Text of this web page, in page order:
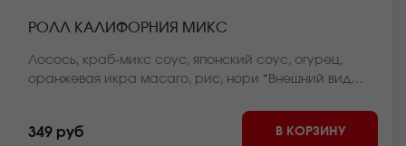
РОЛЛ КАЛИФОРНИЯ МИКС
Лосось, краб-микс соус, японский соус, огурец,
оранжевая икра масаго, рис, нори *Внешний вид
349 руб В КОРЗИНУ